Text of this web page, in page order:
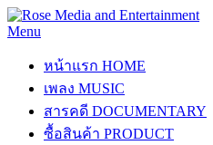
Menu
หน้าแรก HOME
เพลง MUSIC
สารคดี DOCUMENTARY
ซื้อสินค้า PRODUCT